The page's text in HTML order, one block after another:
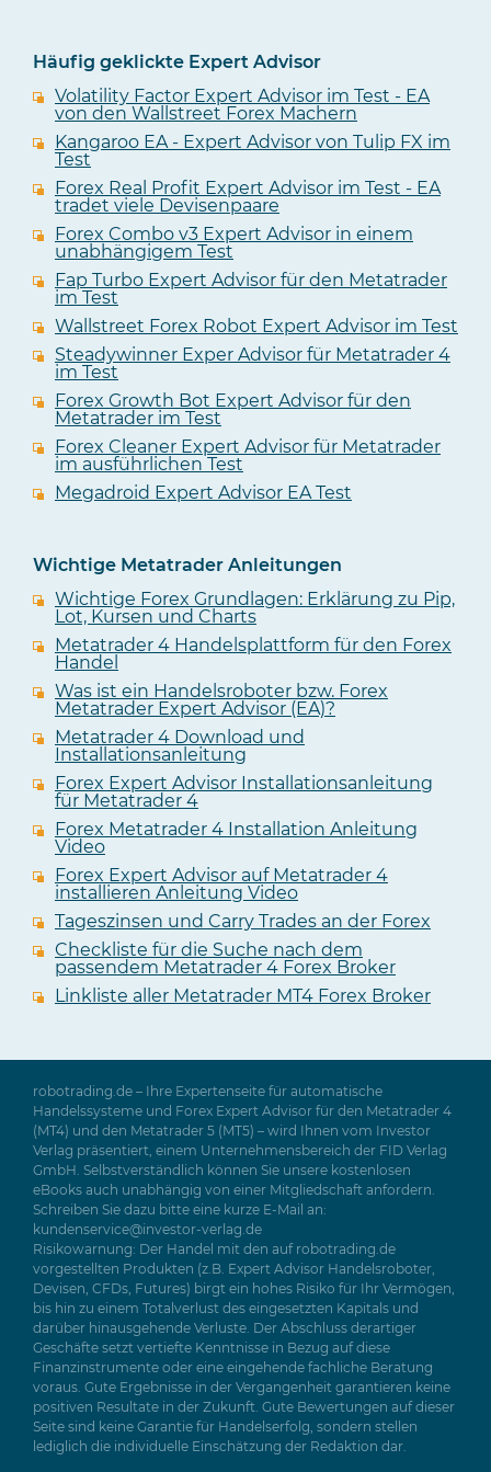
Häufig geklickte Expert Advisor
Volatility Factor Expert Advisor im Test - EA
von den Wallstreet Forex Machern
Kangaroo EA - Expert Advisor von Tulip FX im
Test
Forex Real Profit Expert Advisor im Test - EA
tradet viele Devisenpaare
Forex Combo v3 Expert Advisor in einem
unabhängigem Test
Fap Turbo Expert Advisor für den Metatrader
im Test
Wallstreet Forex Robot Expert Advisor im Test
Steadywinner Exper Advisor für Metatrader 4
im Test
Forex Growth Bot Expert Advisor für den
Metatrader im Test
Forex Cleaner Expert Advisor für Metatrader
im ausführlichen Test
Megadroid Expert Advisor EA Test
Wichtige Metatrader Anleitungen
Wichtige Forex Grundlagen: Erklärung zu Pip,
Lot, Kursen und Charts
Metatrader 4 Handelsplattform für den Forex
Handel
Was ist ein Handelsroboter bzw. Forex
Metatrader Expert Advisor (EA)?
Metatrader 4 Download und
Installationsanleitung
Forex Expert Advisor Installationsanleitung
für Metatrader 4
Forex Metatrader 4 Installation Anleitung
Video
Forex Expert Advisor auf Metatrader 4
installieren Anleitung Video
Tageszinsen und Carry Trades an der Forex
Checkliste für die Suche nach dem
passendem Metatrader 4 Forex Broker
Linkliste aller Metatrader MT4 Forex Broker
robotrading.de – Ihre Expertenseite für automatische
Handelssysteme und Forex Expert Advisor für den Metatrader 4
(MT4) und den Metatrader 5 (MT5) – wird Ihnen vom Investor
Verlag präsentiert, einem Unternehmensbereich der FID Verlag
GmbH. Selbstverständlich können Sie unsere kostenlosen
eBooks auch unabhängig von einer Mitgliedschaft anfordern.
Schreiben Sie dazu bitte eine kurze E-Mail an:
kundenservice@investor-verlag.de
Risikowarnung: Der Handel mit den auf robotrading.de
vorgestellten Produkten (z.B. Expert Advisor Handelsroboter,
Devisen, CFDs, Futures) birgt ein hohes Risiko für Ihr Vermögen,
bis hin zu einem Totalverlust des eingesetzten Kapitals und
darüber hinausgehende Verluste. Der Abschluss derartiger
Geschäfte setzt vertiefte Kenntnisse in Bezug auf diese
Finanzinstrumente oder eine eingehende fachliche Beratung
voraus. Gute Ergebnisse in der Vergangenheit garantieren keine
positiven Resultate in der Zukunft. Gute Bewertungen auf dieser
Seite sind keine Garantie für Handelserfolg, sondern stellen
lediglich die individuelle Einschätzung der Redaktion dar.